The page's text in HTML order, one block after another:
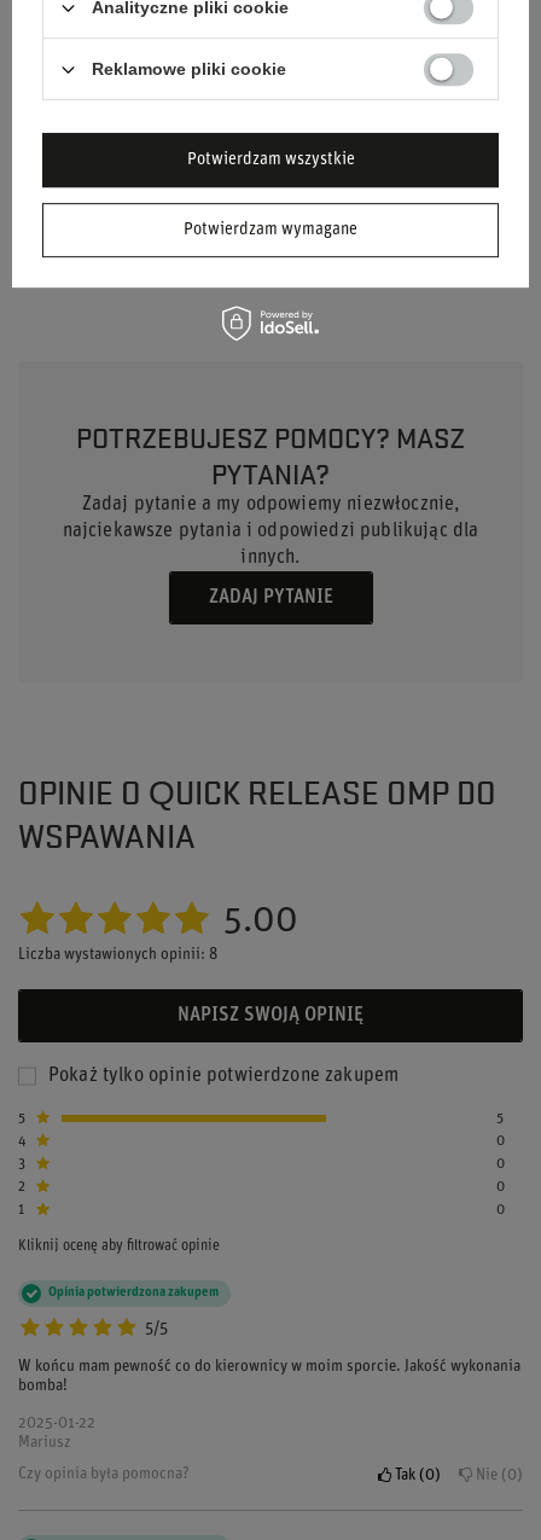
Akcesoria samochodowe Kierownice
Płeć Unisex
Marka OMP Racing
Kolor Czarny Złoty
POTRZEBUJESZ POMOCY? MASZ
PYTANIA?
Zadaj pytanie a my odpowiemy niezwłocznie,
najciekawsze pytania i odpowiedzi publikując dla
innych.
ZADAJ PYTANIE
OPINIE O QUICK RELEASE OMP DO
WSPAWANIA
5.00
Liczba wystawionych opinii: 8
NAPISZ SWOJĄ OPINIĘ
Pokaż tylko opinie potwierdzone zakupem
5
5
4
0
3
0
2
0
1
0
Kliknij ocenę aby filtrować opinie
5/5
Opinia potwierdzona zakupem
W końcu mam pewność co do kierownicy w moim sporcie. Jakość wykonania
bomba!
2025-01-22
Mariusz
Czy opinia była pomocna?
Tak 0 Nie 0
Analityczne pliki cookie
Reklamowe pliki cookie
Potwierdzam wymagane
Potwierdzam wszystkie